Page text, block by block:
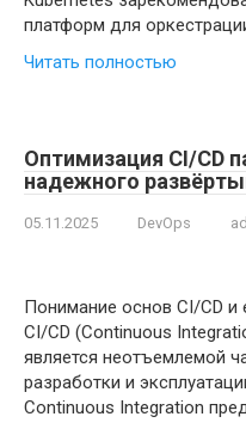
платформ для
Читать полностью
Оптимизация CI/CD
надежного
05.11.2025 DevOps
Понимание основ CI/CD и
CI/CD (Continuous
является неотъемлемой
разработки и
Continuous Integration